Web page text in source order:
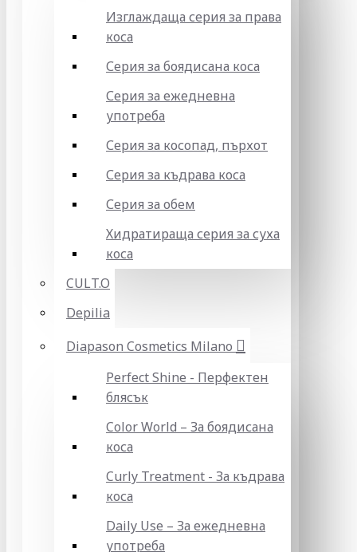
Изглаждаща серия за права
коса
Серия за боядисана коса
Серия за ежедневна
употреба
Серия за косопад, пърхот
Серия за къдрава коса
Серия за обем
Хидратираща серия за суха
коса
CULT.O
Depilia
Diapason Cosmetics Milano
Perfect Shine - Перфектен
блясък
Color World – За боядисана
коса
Curly Treatment - За къдрава
коса
Daily Use – За ежедневна
употреба